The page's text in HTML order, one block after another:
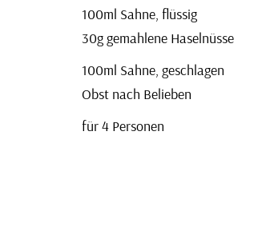
100ml Sahne, flüssig
30g gemahlene Haselnüsse
100ml Sahne, geschlagen
Obst nach Belieben
für 4 Personen